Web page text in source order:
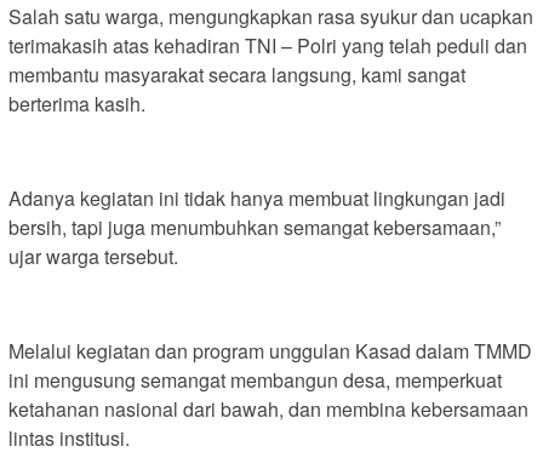
Salah satu warga, mengungkapkan rasa syukur dan ucapkan
terimakasih atas kehadiran TNI – Polri yang telah peduli dan
membantu masyarakat secara langsung, kami sangat
berterima kasih.
Adanya kegiatan ini tidak hanya membuat lingkungan jadi
bersih, tapi juga menumbuhkan semangat kebersamaan,”
ujar warga tersebut.
Melalui kegiatan dan program unggulan Kasad dalam TMMD
ini mengusung semangat membangun desa, memperkuat
ketahanan nasional dari bawah, dan membina kebersamaan
lintas institusi.